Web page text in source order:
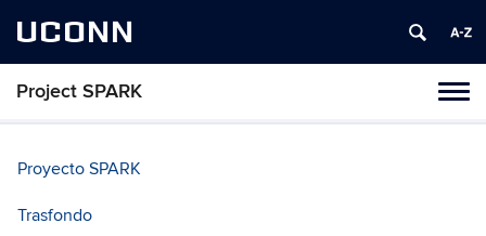
UCONN
Project SPARK
Skip
content
Proyecto SPARK
Trasfondo